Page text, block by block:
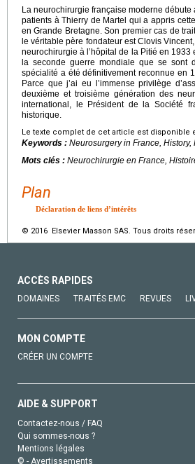
La neurochirurgie française moderne débute
patients à Thierry de Martel qui a appris
en Grande Bretagne. Son premier cas de
le véritable père fondateur est Clovis
neurochirurgie à l’hôpital de la Pitié en
la seconde guerre mondiale que se sont
spécialité a été définitivement reconnue en
Parce que j’ai eu l’immense privilège
deuxième et troisième génération des
international, le Président de la Société
historique.
Le texte complet de cet article est disponible
Keywords : Neurosurgery in France,
Mots clés : Neurochirurgie en France,
Plan
Déclaration de liens d’intérêts
© 2016 Elsevier Masson SAS. Tous droits
ACCÈS RAPIDES
DOMAINES TRAITÉS EMC REVUES
MON COMPTE
CRÉER UN COMPTE
AIDE & SUPPORT
Contactez-nous / FAQ
Qui sommes-nous ?
Mentions légales
© - Avertissements